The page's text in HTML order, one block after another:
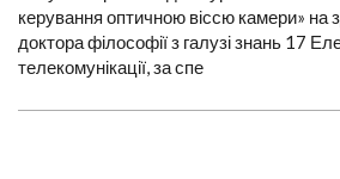
керування оптичною віссю камери» на
доктора філософії з галузі знань 17
телекомунікації, за спе